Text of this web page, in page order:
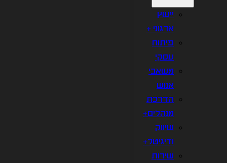
ייעוץ
ארגוני +
פיתוח
עסקי
משאבי
אנוש
הדרכת
מנהלים+
שיווק
ודיגיטל+
שירות